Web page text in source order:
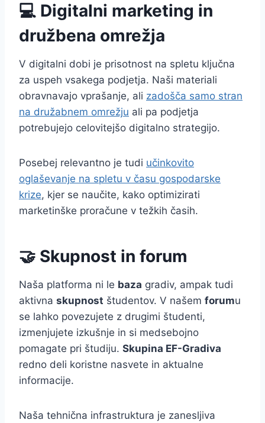
💻 Digitalni marketing in
družbena omrežja
V digitalni dobi je prisotnost na spletu ključna
za uspeh vsakega podjetja. Naši materiali
obravnavajo vprašanje, ali zadošča samo stran
na družabnem omrežju ali pa podjetja
potrebujejo celovitejšo digitalno strategijo.
Posebej relevantno je tudi učinkovito
oglaševanje na spletu v času gospodarske
krize, kjer se naučite, kako optimizirati
marketinške proračune v težkih časih.
🤝 Skupnost in forum
Naša platforma ni le baza gradiv, ampak tudi
aktivna skupnost študentov. V našem forumu
se lahko povezujete z drugimi študenti,
izmenjujete izkušnje in si medsebojno
pomagate pri študiju. Skupina EF-Gradiva
redno deli koristne nasvete in aktualne
informacije.
Naša tehnična infrastruktura je zanesljiva